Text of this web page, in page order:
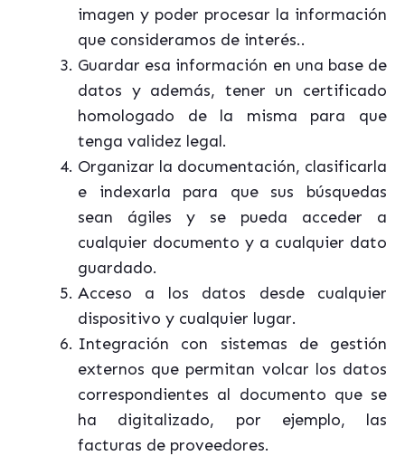
imagen y poder procesar la información
que consideramos de interés..
Guardar esa información en una base de
datos y además, tener un certificado
homologado de la misma para que
tenga validez legal.
Organizar la documentación, clasificarla
e indexarla para que sus búsquedas
sean ágiles y se pueda acceder a
cualquier documento y a cualquier dato
guardado.
Acceso a los datos desde cualquier
dispositivo y cualquier lugar.
Integración con sistemas de gestión
externos que permitan volcar los datos
correspondientes al documento que se
ha digitalizado, por ejemplo, las
facturas de proveedores.